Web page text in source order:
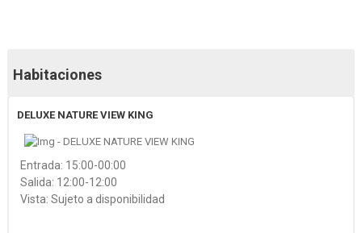
Habitaciones
DELUXE NATURE VIEW KING
Entrada: 15:00-00:00
Salida: 12:00-12:00
Vista: Sujeto a disponibilidad